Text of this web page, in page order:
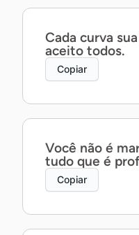
Cada curva
aceito todos.
Copiar
Você não é
tudo que é
Copiar